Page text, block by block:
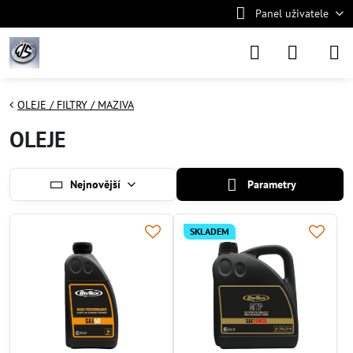
Panel uživatele
OLEJE / FILTRY / MAZIVA
OLEJE
Nejnovější Parametry
SKLADEM